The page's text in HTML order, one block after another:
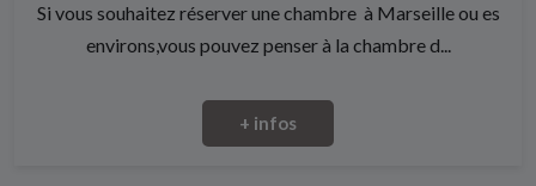
Si vous souhaitez réserver une chambre à Marseille ou es
environs,vous pouvez penser à la chambre d...
+ infos